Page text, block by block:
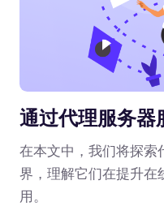
通过代理服务器
在本文中，我们将探索
界，理解它们在提升在
用。